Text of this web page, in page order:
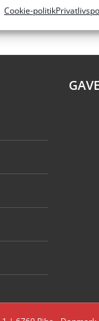
Cookie-politik